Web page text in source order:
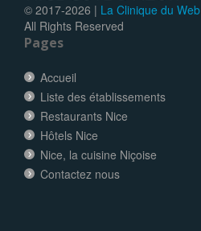
© 2017-2026 | La Clinique du Web
All Rights Reserved
Pages
Accueil
Liste des établissements
Restaurants Nice
Hôtels Nice
Nice, la cuisine Niçoise
Contactez nous